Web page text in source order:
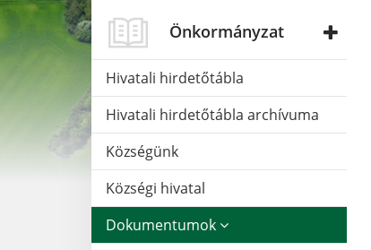
Önkormányzat
Hivatali hirdetőtábla
Hivatali hirdetőtábla archívuma
Községünk
Községi hivatal
Dokumentumok